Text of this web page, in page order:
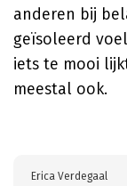
anderen bij
geïsoleerd
iets te mooi
meestal ook.
Erica Verdegaal